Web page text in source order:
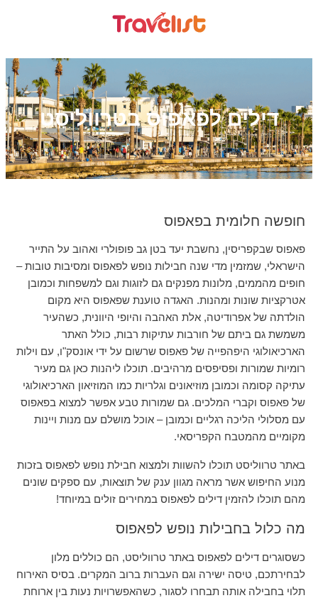
דילים לפאפוס בטרווליסט
חופשה חלומית בפאפוס
פאפוס שבקפריסין, נחשבת יעד בטן גב פופולרי ואהוב על התייר
הישראלי, שמזמין מדי שנה חבילות נופש לפאפוס ומסיבות טובות –
חופים מהממים, מלונות מפנקים גם לזוגות וגם למשפחות וכמובן
אטרקציות שונות ומהנות. האגדה טוענת שפאפוס היא מקום
הולדתה של אפרודיטה, אלת האהבה והיופי היוונית, כשהעיר
משמשת גם ביתם של חורבות עתיקות רבות, כולל האתר
הארכיאולוגי היפהפייה של פאפוס שרשום על ידי אונסק"ו, עם וילות
רומיות שמורות ופסיפסים מרהיבים. תוכלו ליהנות כאן גם מעיר
עתיקה קסומה וכמובן מוזיאונים וגלריות כמו המוזיאון הארכיאולוגי
של פאפוס וקברי המלכים. גם שמורות טבע אפשר למצוא בפאפוס
עם מסלולי הליכה רגליים וכמובן – אוכל מושלם עם מנות ויינות
מקומיים מהמטבח הקפריסאי.
באתר טרווליסט תוכלו להשוות ולמצוא חבילת נופש לפאפוס בזכות
מנוע החיפוש אשר מראה מגוון ענק של תוצאות, עם ספקים שונים
מהם תוכלו להזמין דילים לפאפוס במחירים זולים במיוחד!
מה כלול בחבילות נופש לפאפוס
כשסוגרים דילים לפאפוס באתר טרווליסט, הם כוללים מלון
לבחירתכם, טיסה ישירה וגם העברות ברוב המקרים. בסיס האירוח
תלוי בחבילה אותה תבחרו לסגור, כשהאפשרויות נעות בין ארוחת